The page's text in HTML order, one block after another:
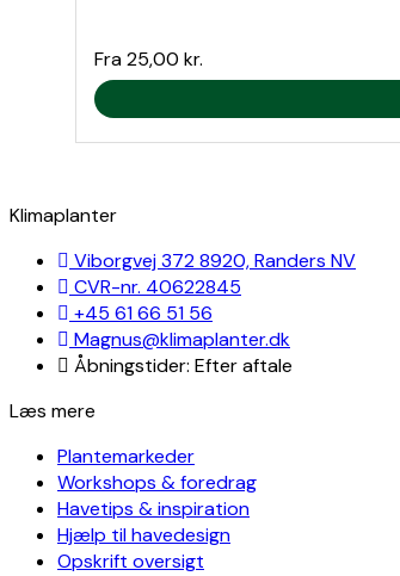
Fra25,00 kr.
Klimaplanter
Viborgvej 372 8920, Randers NV
CVR-nr. 40622845
+45 61 66 51 56
Magnus@klimaplanter.dk
Åbningstider: Efter aftale
Læs mere
Plantemarkeder
Workshops & foredrag
Havetips & inspiration
Hjælp til havedesign
Opskrift oversigt